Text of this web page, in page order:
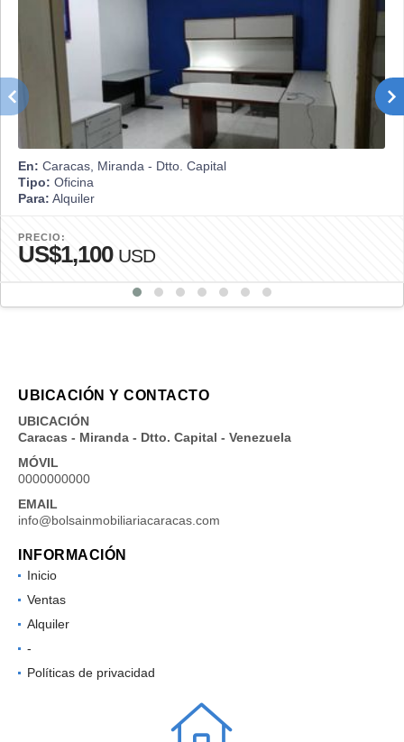
En: Caracas, Miranda - Dtto. Capital
Tipo: Oficina
Para: Alquiler
PRECIO:
US$1,100 USD
UBICACIÓN Y CONTACTO
UBICACIÓN
Caracas - Miranda - Dtto. Capital - Venezuela
MÓVIL
0000000000
EMAIL
info@bolsainmobiliariacaracas.com
INFORMACIÓN
Inicio
Ventas
Alquiler
-
Políticas de privacidad